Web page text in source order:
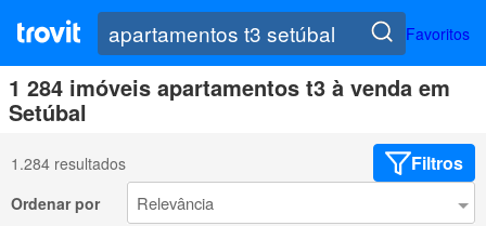
Favoritos
1 284 imóveis apartamentos t3 à venda em
Setúbal
1.284 resultados Filtros
Ordenar por